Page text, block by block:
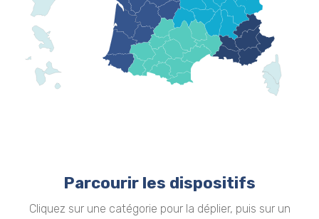
Parcourir les dispositifs
Cliquez sur une catégorie pour la déplier, puis sur un